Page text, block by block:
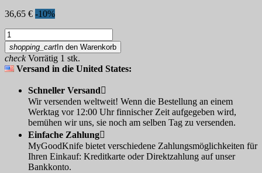
36,65 € -10%
shopping_cart In den Warenkorb
checkVorrätig 1 stk.
Versand in die United States:
Schneller Versand
Wir versenden weltweit! Wenn die Bestellung an einem
Werktag vor 12:00 Uhr finnischer Zeit aufgegeben wird,
bemühen wir uns, sie noch am selben Tag zu versenden.
Einfache Zahlung
MyGoodKnife bietet verschiedene Zahlungsmöglichkeiten für
Ihren Einkauf: Kreditkarte oder Direktzahlung auf unser
Bankkonto.